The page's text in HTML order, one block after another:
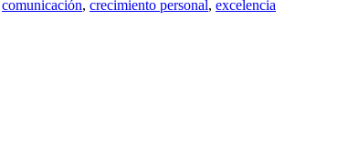
comunicación, crecimiento personal, excelencia